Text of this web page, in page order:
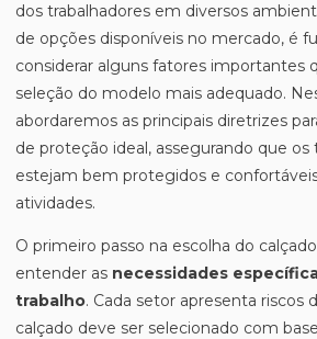
dos trabalhadores em diversos
de opções disponíveis no mercado, é
considerar alguns fatores importantes
seleção do modelo mais adequado.
abordaremos as principais diretrizes
de proteção ideal, assegurando que os
estejam bem protegidos e
atividades.
O primeiro passo na escolha do
entender as necessidades
trabalho. Cada setor apresenta riscos
calçado deve ser selecionado com